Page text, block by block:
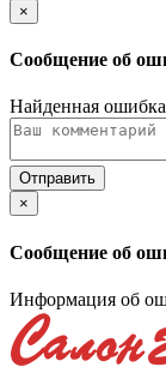
×
Сообщение об
Найденная
×
Сообщение об
Информация об